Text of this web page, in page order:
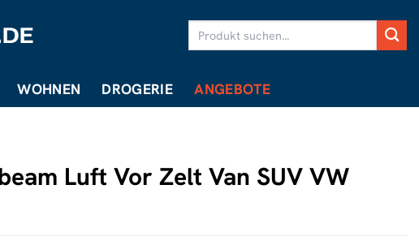
WOHNEN DROGERIE ANGEBOTE
Luft Vor Zelt Van SUV VW